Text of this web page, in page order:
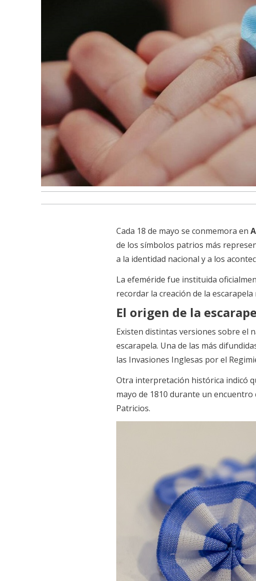
Cada 18 de mayo se conmemora en
de los símbolos patrios más
a la identidad nacional y a los
La efeméride fue instituida
recordar la creación de la
El origen de la
Existen distintas versiones sobre el
escarapela. Una de las más
las Invasiones Inglesas por el
Otra interpretación histórica indicó
mayo de 1810 durante un encuentro
Patricios.